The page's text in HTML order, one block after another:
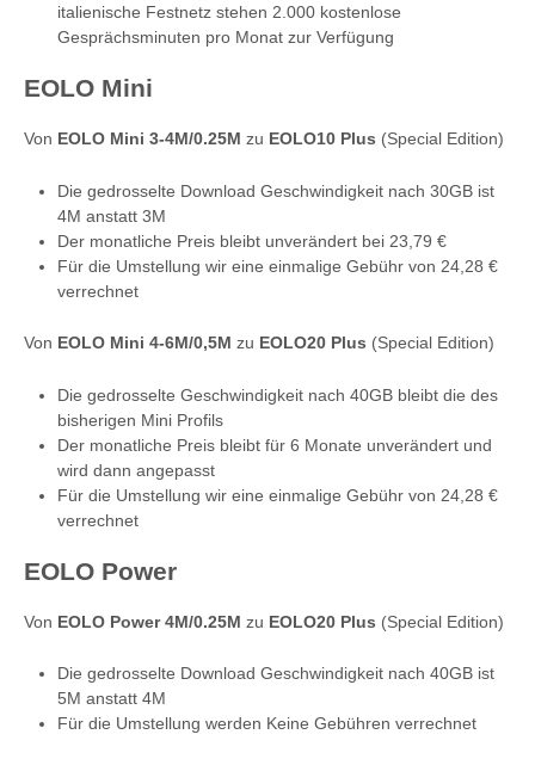
italienische Festnetz stehen 2.000 kostenlose
Gesprächsminuten pro Monat zur Verfügung
EOLO Mini
Von EOLO Mini 3-4M/0.25M zu EOLO10 Plus (Special Edition)
Die gedrosselte Download Geschwindigkeit nach 30GB ist
4M anstatt 3M
Der monatliche Preis bleibt unverändert bei 23,79 €
Für die Umstellung wir eine einmalige Gebühr von 24,28 €
verrechnet
Von EOLO Mini 4-6M/0,5M zu EOLO20 Plus (Special Edition)
Die gedrosselte Geschwindigkeit nach 40GB bleibt die des
bisherigen Mini Profils
Der monatliche Preis bleibt für 6 Monate unverändert und
wird dann angepasst
Für die Umstellung wir eine einmalige Gebühr von 24,28 €
verrechnet
EOLO Power
Von EOLO Power 4M/0.25M zu EOLO20 Plus (Special Edition)
Die gedrosselte Download Geschwindigkeit nach 40GB ist
5M anstatt 4M
Für die Umstellung werden Keine Gebühren verrechnet